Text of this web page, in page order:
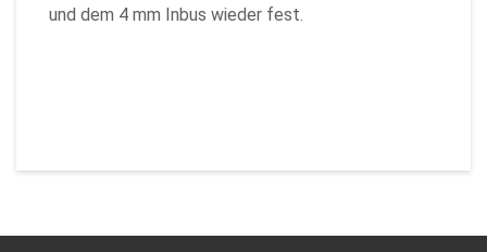
und dem 4 mm Inbus wieder fest.